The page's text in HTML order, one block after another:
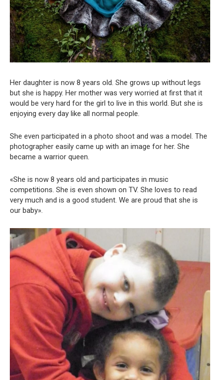
Her daughter is now 8 years old. She grows up without legs
but she is happy. Her mother was very worried at first that it
would be very hard for the girl to live in this world. But she is
enjoying every day like all normal people.
She even participated in a photo shoot and was a model. The
photographer easily came up with an image for her. She
became a warrior queen.
«She is now 8 years old and participates in music
competitions. She is even shown on TV. She loves to read
very much and is a good student. We are proud that she is
our baby».